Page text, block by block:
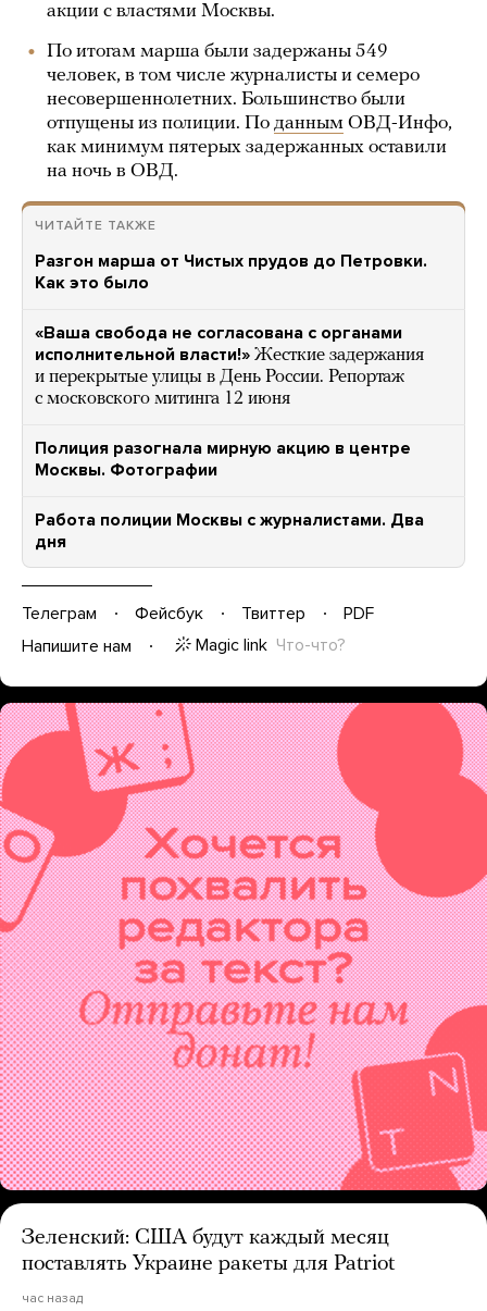
акции с властями Москвы.
По итогам марша были задержаны 549
человек, в том числе журналисты и семеро
несовершеннолетних. Большинство были
отпущены из полиции. По данным ОВД-Инфо,
как минимум пятерых задержанных оставили
на ночь в ОВД.
ЧИТАЙТЕ ТАКЖЕ
Разгон марша от Чистых прудов до Петровки.
Как это было
«Ваша свобода не согласована с органами
исполнительной власти!» Жесткие задержания
и перекрытые улицы в День России. Репортаж
с московского митинга 12 июня
Полиция разогнала мирную акцию в центре
Москвы. Фотографии
Работа полиции Москвы с журналистами. Два
дня
Телеграм Фейсбук Твиттер
PDF
Напишите нам
Magic link Что-что?
Зеленский: США будут каждый месяц
поставлять Украине ракеты для Patriot
час назад